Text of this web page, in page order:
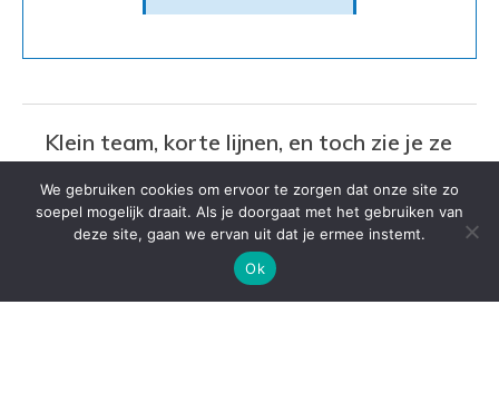
Klein team, korte lijnen, en toch zie je ze
Lees meer
Wanneer verschil je team sterker
We gebruiken cookies om ervoor te zorgen dat onze site zo
soepel mogelijk draait. Als je doorgaat met het gebruiken van
deze site, gaan we ervan uit dat je ermee instemt.
Ok